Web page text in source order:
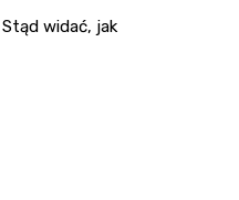
widać, jak